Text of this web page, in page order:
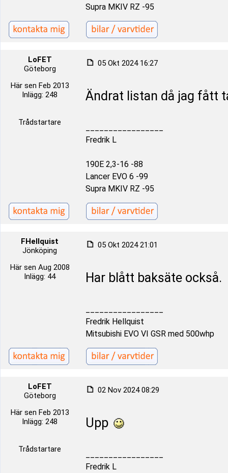
Supra MKIV RZ -95
LoFET
Göteborg
Här sen Feb 2013
Inlägg: 248
Trådstartare
05 Okt 2024 16:27
Ändrat listan då jag fått
Fredrik L
190E 2,3-16 -88
Lancer EVO 6 -99
Supra MKIV RZ -95
FHellquist
Jönköping
Här sen Aug 2008
Inlägg: 44
05 Okt 2024 21:01
Har blått baksäte också.
Fredrik Hellquist
Mitsubishi EVO VI GSR med 500whp
LoFET
Göteborg
Här sen Feb 2013
Inlägg: 248
Trådstartare
02 Nov 2024 08:29
Upp
Fredrik L